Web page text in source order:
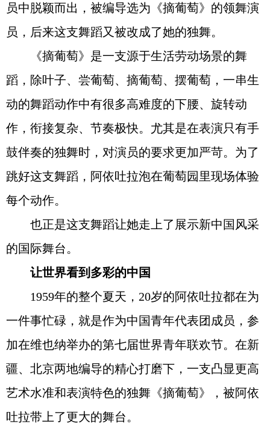
员中脱颖而出，被编导选为《摘葡萄》的领舞演
员，后来这支舞蹈又被改成了她的独舞。
《摘葡萄》是一支源于生活劳动场景的舞
蹈，除叶子、尝葡萄、摘葡萄、摆葡萄，一串生
动的舞蹈动作中有很多高难度的下腰、旋转动
作，衔接复杂、节奏极快。尤其是在表演只有手
鼓伴奏的独舞时，对演员的要求更加严苛。为了
跳好这支舞蹈，阿依吐拉泡在葡萄园里现场体验
每个动作。
也正是这支舞蹈让她走上了展示新中国风采
的国际舞台。
让世界看到多彩的中国
1959年的整个夏天，20岁的阿依吐拉都在为
一件事忙碌，就是作为中国青年代表团成员，参
加在维也纳举办的第七届世界青年联欢节。在新
疆、北京两地编导的精心打磨下，一支凸显更高
艺术水准和表演特色的独舞《摘葡萄》，被阿依
吐拉带上了更大的舞台。